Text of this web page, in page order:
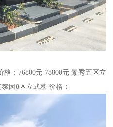
格：76800元-78800元 景秀五区立
园8区立式墓 价格：